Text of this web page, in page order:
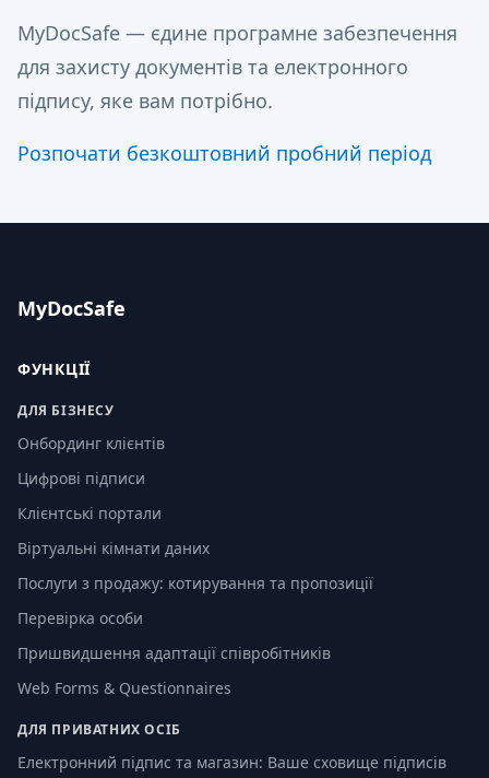
MyDocSafe — єдине програмне забезпечення
для захисту документів та електронного
підпису, яке вам потрібно.
Розпочати безкоштовний пробний період
MyDocSafe
ФУНКЦІЇ
ДЛЯ БІЗНЕСУ
Онбординг клієнтів
Цифрові підписи
Клієнтські портали
Віртуальні кімнати даних
Послуги з продажу: котирування та пропозиції
Перевірка особи
Пришвидшення адаптації співробітників
Web Forms & Questionnaires
ДЛЯ ПРИВАТНИХ ОСІБ
Електронний підпис та магазин: Ваше сховище підписів